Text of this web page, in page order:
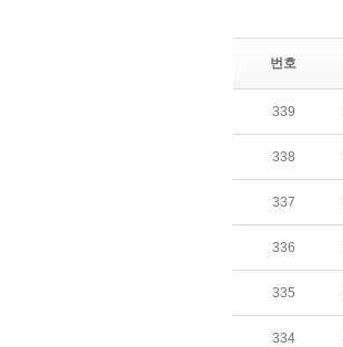
번호
339
338
337
336
335
334